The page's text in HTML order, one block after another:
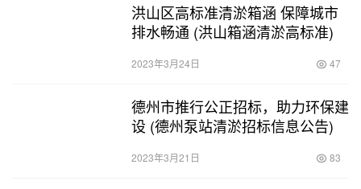
洪山区高标准清淤箱涵 保障城市
排水畅通 (洪山箱涵清淤高标准)
2023年3月24日 47
德州市推行公正招标，助力环保建
设 (德州泵站清淤招标信息公告)
2023年3月21日 83